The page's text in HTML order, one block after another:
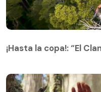
¡Hasta la copa!: “El